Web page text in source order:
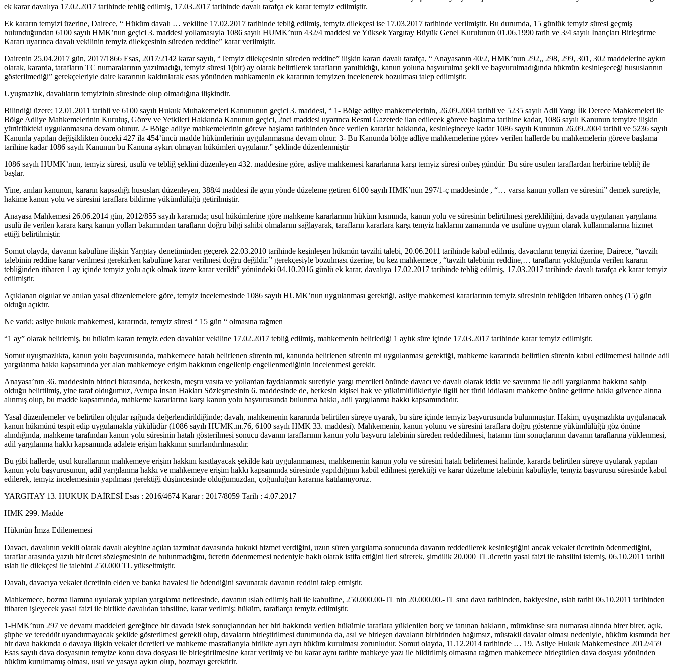
ek karar davalıya 17.02.2017 tarihinde tebliğ edilmiş, 17.03.2017 tarihinde davalı tarafça ek karar temyiz edilmiştir.
Ek kararın temyizi üzerine, Dairece, “ Hüküm davalı … vekiline 17.02.2017 tarihinde tebliğ edilmiş, temyiz dilekçesi ise 17.03.2017 tarihinde verilmiştir. Bu durumda, 15 günlük temyiz süresi geçmiş
bulunduğundan 6100 sayılı HMK’nun geçici 3. maddesi yollamasıyla 1086 sayılı HUMK’nun 432/4 maddesi ve Yüksek Yargıtay Büyük Genel Kurulunun 01.06.1990 tarih ve 3/4 sayılı İnançları Birleştirme
Kararı uyarınca davalı vekilinin temyiz dilekçesinin süreden reddine” karar verilmiştir.
Dairenin 25.04.2017 gün, 2017/1866 Esas, 2017/2142 karar sayılı, “Temyiz dilekçesinin süreden reddine” ilişkin kararı davalı tarafça, “ Anayasanın 40/2, HMK’nun 292,, 298, 299, 301, 302 maddelerine aykırı
olarak, kararda, tarafların TC numaralarının yazılmadığı, temyiz süresi 1(bir) ay olarak belirtilerek tarafların yanıltıldığı, kanun yoluna başvurulma şekli ve başvurulmadığında hükmün kesinleşeceği hususlarının
gösterilmediği” gerekçeleriyle daire kararının kaldırılarak esas yönünden mahkamenin ek kararının temyizen incelenerek bozulması talep edilmiştir.
Uyuşmazlık, davalıların temyizinin süresinde olup olmadığına ilişkindir.
Bilindiği üzere; 12.01.2011 tarihli ve 6100 sayılı Hukuk Muhakemeleri Kanununun geçici 3. maddesi, “ 1- Bölge adliye mahkemelerinin, 26.09.2004 tarihli ve 5235 sayılı Adli Yargı İlk Derece Mahkemeleri ile
Bölge Adliye Mahkemelerinin Kuruluş, Görev ve Yetkileri Hakkında Kanunun geçici, 2nci maddesi uyarınca Resmi Gazetede ilan edilecek göreve başlama tarihine kadar, 1086 sayılı Kanunun temyize ilişkin
yürürlükteki uygulanmasına devam olunur. 2- Bölge adliye mahkemelerinin göreve başlama tarihinden önce verilen kararlar hakkında, kesinleşinceye kadar 1086 sayılı Kununun 26.09.2004 tarihli ve 5236 sayılı
Kanunla yapılan değişiklikten önceki 427 ila 454’üncü madde hükümlerinin uygulanmasına devam olnur. 3- Bu Kanunda bölge adliye mahkemelerine görev verilen hallerde bu mahkemelerin göreve başlama
tarihine kadar 1086 sayılı Kanunun bu Kanuna aykırı olmayan hükümleri uygulanır.” şeklinde düzenlenmiştir
1086 sayılı HUMK’nun, temyiz süresi, usulü ve tebliğ şeklini düzenleyen 432. maddesine göre, asliye mahkemesi kararlarına karşı temyiz süresi onbeş gündür. Bu süre usulen taraflardan herbirine tebliğ ile
başlar.
Yine, anılan kanunun, kararın kapsadığı hususları düzenleyen, 388/4 maddesi ile aynı yönde düzeleme getiren 6100 sayılı HMK’nun 297/1-ç maddesinde , “… varsa kanun yolları ve süresini” demek suretiyle,
hakime kanun yolu ve süresini taraflara bildirme yükümlülüğü getirilmiştir.
Anayasa Mahkemesi 26.06.2014 gün, 2012/855 sayılı kararında; usul hükümlerine göre mahkeme kararlarının hüküm kısmında, kanun yolu ve süresinin belirtilmesi gerekliliğini, davada uygulanan yargılama
usulü ile verilen karara karşı kanun yolları bakımından tarafların doğru bilgi sahibi olmalarını sağlayarak, tarafların kararlara karşı temyiz haklarını zamanında ve usulüne uyguın olarak kullanmalarına hizmet
ettiği belirtilmiştir.
Somut olayda, davanın kabulüne ilişkin Yargıtay denetiminden geçerek 22.03.2010 tarihinde keşinleşen hükmün tavzihi talebi, 20.06.2011 tarihinde kabul edilmiş, davacıların temyizi üzerine, Dairece, “tavzih
talebinin reddine karar verilmesi gerekirken kabulüne karar verilmesi doğru değildir.” gerekçesiyle bozulması üzerine, bu kez mahkemece , “tavzih talebinin reddine,… tarafların yokluğunda verilen kararın
tebliğinden itibaren 1 ay içinde temyiz yolu açık olmak üzere karar verildi” yönündeki 04.10.2016 günlü ek karar, davalıya 17.02.2017 tarihinde tebliğ edilmiş, 17.03.2017 tarihinde davalı tarafça ek karar temyiz
edilmiştir.
Açıklanan olgular ve anılan yasal düzenlemelere göre, temyiz incelemesinde 1086 sayılı HUMK’nun uygulanması gerektiği, asliye mahkemesi kararlarının temyiz süresinin tebliğden itibaren onbeş (15) gün
olduğu açıktır.
Ne varki; asliye hukuk mahkemesi, kararında, temyiz süresi “ 15 gün “ olmasına rağmen
“1 ay” olarak belirlemiş, bu hüküm kararı temyiz eden davalılar vekiline 17.02.2017 tebliğ edilmiş, mahkemenin belirlediği 1 aylık süre içinde 17.03.2017 tarihinde karar temyiz edilmiştir.
Somut uyuşmazlıkta, kanun yolu başvurusunda, mahkemece hatalı belirlenen sürenin mi, kanunda belirlenen sürenin mi uygulanması gerektiği, mahkeme kararında belirtilen sürenin kabul edilmemesi halinde adil
yargılanma hakkı kapsamında yer alan mahkemeye erişim hakkının engellenip engellenmediğinin incelenmesi gerekir.
Anayasa’nın 36. maddesinin birinci fıkrasında, herkesin, meşru vasıta ve yollardan faydalanmak suretiyle yargı mercileri önünde davacı ve davalı olarak iddia ve savunma ile adil yargılanma hakkına sahip
olduğu belirtilmiş, yine taraf olduğumuz, Avrupa İnsan Hakları Sözleşmesinin 6. maddesinde de, herkesin kişisel hak ve yükümlülükleriyle ilgili her türlü iddiasını mahkeme önüne getirme hakkı güvence altına
alınmış olup, bu madde kapsamında, mahkeme kararlarına karşı kanun yolu başvurusunda bulunma hakkı, adil yargılanma hakkı kapsamındadır.
Yasal düzenlemeler ve belirtilen olgular ışığında değerlendirildiğinde; davalı, mahkemenin kararında belirtilen süreye uyarak, bu süre içinde temyiz başvurusunda bulunmuştur. Hakim, uyuşmazlıkta uygulanacak
kanun hükmünü tespit edip uygulamakla yükülüdür (1086 sayılı HUMK.m.76, 6100 sayılı HMK 33. maddesi). Mahkemenin, kanun yolunu ve süresini taraflara doğru gösterme yükümlülüğü göz önüne
alındığında, mahkeme tarafından kanun yolu süresinin hatalı gösterilmesi sonucu davanın taraflarının kanun yolu başvuru talebinin süreden reddedilmesi, hatanın tüm sonuçlarının davanın taraflarına yüklenmesi,
adil yargılanma hakkı kapsamında adalete erişim hakkının sınırlandırılmasıdır.
Bu gibi hallerde, usul kurallarının mahkemeye erişim hakkını kısıtlayacak şekilde katı uygulanmaması, mahkemenin kanun yolu ve süresini hatalı belirlemesi halinde, kararda belirtilen süreye uyularak yapılan
kanun yolu başvurusunun, adil yargılanma hakkı ve mahkemeye erişim hakkı kapsamında süresinde yapıldığının kabül edilmesi gerektiği ve karar düzeltme talebinin kabulüyle, temyiz başvurusu süresinde kabul
edilerek, temyiz incelemesinin yapılması gerektiği düşüncesinde olduğumuzdan, çoğunluğun kararına katılamıyoruz.
YARGITAY 13. HUKUK DAİRESİ Esas : 2016/4674 Karar : 2017/8059 Tarih : 4.07.2017
HMK 299. Madde
Hükmün İmza Edilememesi
Davacı, davalının vekili olarak davalı aleyhine açılan tazminat davasında hukuki hizmet verdiğini, uzun süren yargılama sonucunda davanın reddedilerek kesinleştiğini ancak vekalet ücretinin ödenmediğini,
taraflar arasında yazılı bir ücret sözleşmesinin de bulunmadığını, ücretin ödenmemesi nedeniyle haklı olarak istifa ettiğini ileri sürerek, şimdilik 20.000 TL.ücretin yasal faizi ile tahsilini istemiş, 06.10.2011 tarihli
ıslah ile dilekçesi ile talebini 250.000 TL yükseltmiştir.
Davalı, davacıya vekalet ücretinin elden ve banka havalesi ile ödendiğini savunarak davanın reddini talep etmiştir.
Mahkemece, bozma ilamına uyularak yapılan yargılama neticesinde, davanın ıslah edilmiş hali ile kabulüne, 250.000.00-TL nin 20.000.00.-TL sına dava tarihinden, bakiyesine, ıslah tarihi 06.10.2011 tarihinden
itibaren işleyecek yasal faizi ile birlikte davalıdan tahsiline, karar verilmiş; hüküm, taraflarça temyiz edilmiştir.
1-HMK’nun 297 ve devamı maddeleri gereğince bir davada istek sonuçlarından her biri hakkında verilen hükümle taraflara yüklenilen borç ve tanınan hakların, mümkünse sıra numarası altında birer birer, açık,
şüphe ve tereddüt uyandırmayacak şekilde gösterilmesi gerekli olup, davaların birleştirilmesi durumunda da, asıl ve birleşen davaların birbirinden bağımsız, müstakil davalar olması nedeniyle, hüküm kısmında her
bir dava hakkında o davaya ilişkin vekalet ücretleri ve mahkeme masraflarıyla birlikte ayrı ayrı hüküm kurulması zorunludur. Somut olayda, 11.12.2014 tarihinde … 19. Asliye Hukuk Mahkemesince 2012/459
Esas sayılı dava dosyasının temyize konu dava dosyası ile birleştirilmesine karar verilmiş ve bu karar aynı tarihte mahkeye yazı ile bildirilmiş olmasına rağmen mahkemece birleştirilen dava dosyası yönünden
hüküm kurulmamış olması, usul ve yasaya aykırı olup, bozmayı gerektirir.